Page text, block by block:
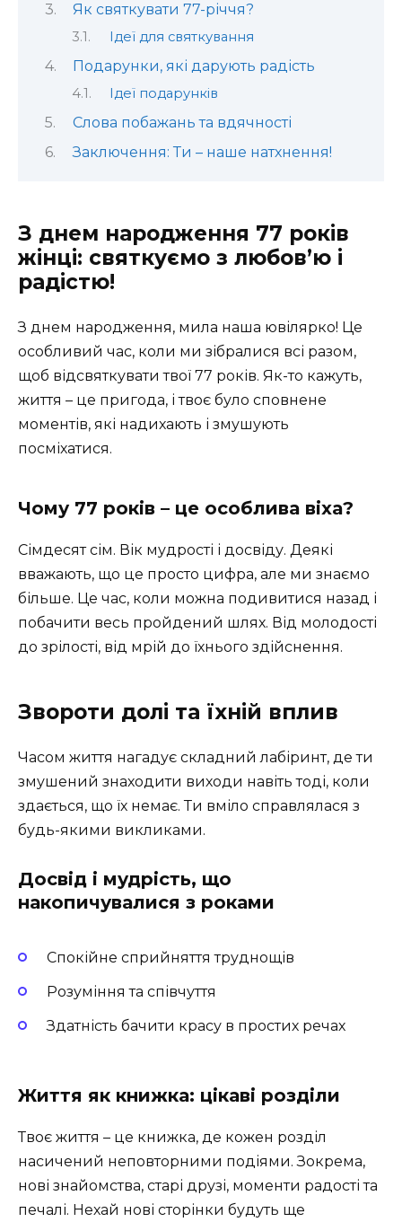
Як святкувати 77-річчя?
Ідеї для святкування
Подарунки, які дарують радість
Ідеї подарунків
Слова побажань та вдячності
Заключення: Ти – наше натхнення!
З днем народження 77 років
жінці: святкуємо з любов’ю і
радістю!
З днем народження, мила наша ювілярко! Це
особливий час, коли ми зібралися всі разом,
щоб відсвяткувати твої 77 років. Як-то кажуть,
життя – це пригода, і твоє було сповнене
моментів, які надихають і змушують
посміхатися.
Чому 77 років – це особлива віха?
Сімдесят сім. Вік мудрості і досвіду. Деякі
вважають, що це просто цифра, але ми знаємо
більше. Це час, коли можна подивитися назад і
побачити весь пройдений шлях. Від молодості
до зрілості, від мрій до їхнього здійснення.
Звороти долі та їхній вплив
Часом життя нагадує складний лабіринт, де ти
змушений знаходити виходи навіть тоді, коли
здається, що їх немає. Ти вміло справлялася з
будь-якими викликами.
Досвід і мудрість, що
накопичувалися з роками
Спокійне сприйняття труднощів
Розуміння та співчуття
Здатність бачити красу в простих речах
Життя як книжка: цікаві розділи
Твоє життя – це книжка, де кожен розділ
насичений неповторними подіями. Зокрема,
нові знайомства, старі друзі, моменти радості та
печалі. Нехай нові сторінки будуть ще